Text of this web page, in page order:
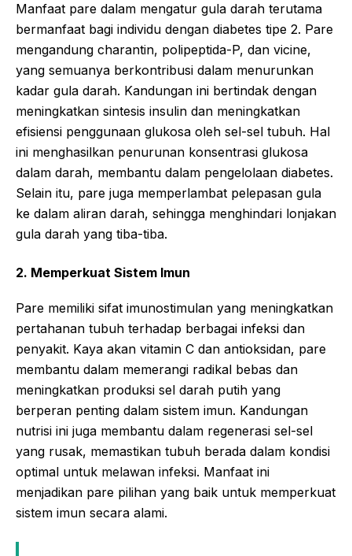
Manfaat pare dalam mengatur gula darah terutama
bermanfaat bagi individu dengan diabetes tipe 2. Pare
mengandung charantin, polipeptida-P, dan vicine,
yang semuanya berkontribusi dalam menurunkan
kadar gula darah. Kandungan ini bertindak dengan
meningkatkan sintesis insulin dan meningkatkan
efisiensi penggunaan glukosa oleh sel-sel tubuh. Hal
ini menghasilkan penurunan konsentrasi glukosa
dalam darah, membantu dalam pengelolaan diabetes.
Selain itu, pare juga memperlambat pelepasan gula
ke dalam aliran darah, sehingga menghindari lonjakan
gula darah yang tiba-tiba.
2. Memperkuat Sistem Imun
Pare memiliki sifat imunostimulan yang meningkatkan
pertahanan tubuh terhadap berbagai infeksi dan
penyakit. Kaya akan vitamin C dan antioksidan, pare
membantu dalam memerangi radikal bebas dan
meningkatkan produksi sel darah putih yang
berperan penting dalam sistem imun. Kandungan
nutrisi ini juga membantu dalam regenerasi sel-sel
yang rusak, memastikan tubuh berada dalam kondisi
optimal untuk melawan infeksi. Manfaat ini
menjadikan pare pilihan yang baik untuk memperkuat
sistem imun secara alami.